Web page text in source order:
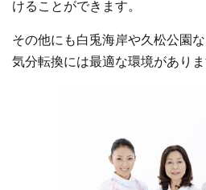
けることができます。
その他にも白兎海岸や久松公園
気分転換には最適な環境がありま